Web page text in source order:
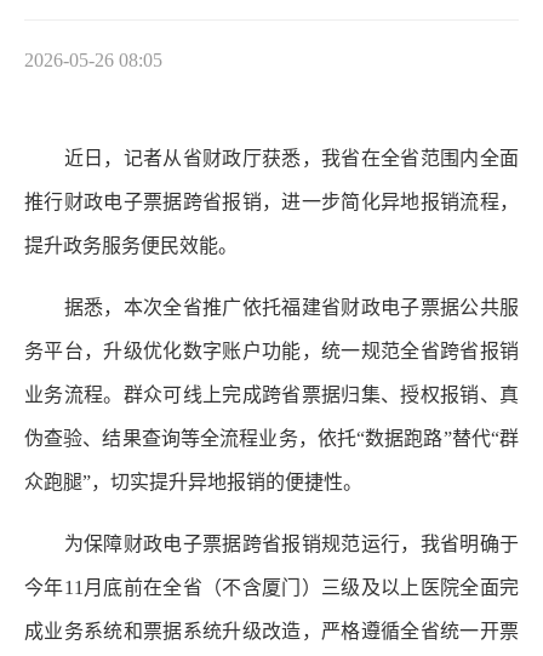
2026-05-26 08:05
近日，记者从省财政厅获悉，我省在全省范围内全面
推行财政电子票据跨省报销，进一步简化异地报销流程，
提升政务服务便民效能。
据悉，本次全省推广依托福建省财政电子票据公共服
务平台，升级优化数字账户功能，统一规范全省跨省报销
业务流程。群众可线上完成跨省票据归集、授权报销、真
伪查验、结果查询等全流程业务，依托“数据跑路”替代“群
众跑腿”，切实提升异地报销的便捷性。
为保障财政电子票据跨省报销规范运行，我省明确于
今年11月底前在全省（不含厦门）三级及以上医院全面完
成业务系统和票据系统升级改造，严格遵循全省统一开票